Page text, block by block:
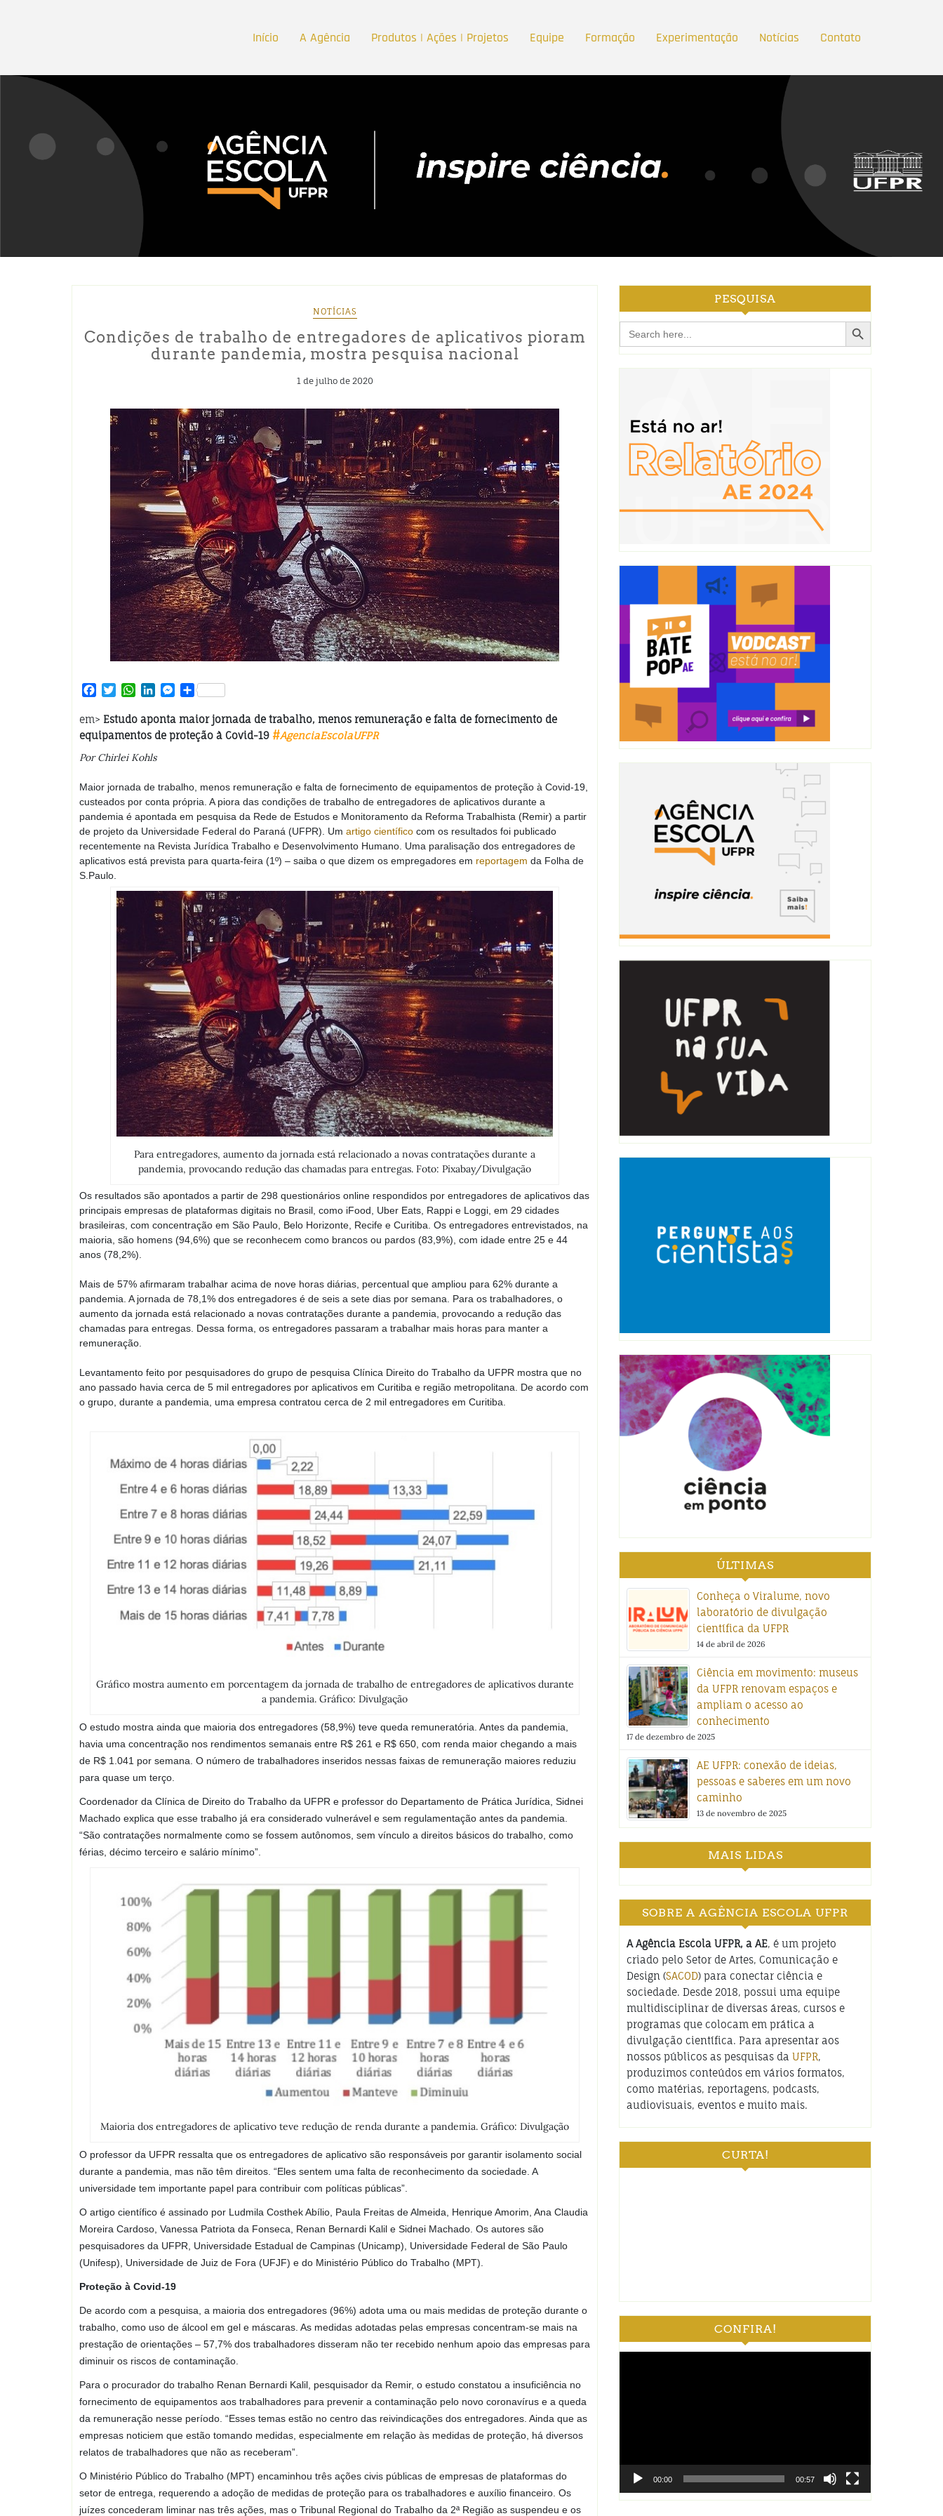
Início A Agência Produtos | Ações | Projetos Equipe Formação Experimentação Notícias Contato
NOTÍCIAS
Condições de trabalho de entregadores de aplicativos pioram
durante pandemia, mostra pesquisa nacional
1 de julho de 2020
Facebook
TwitterWhatsApp
LinkedInMessenger
Share
em> Estudo aponta maior jornada de trabalho, menos remuneração e falta de fornecimento de
equipamentos de proteção à Covid-19 #AgenciaEscolaUFPR
Por Chirlei Kohls
Maior jornada de trabalho, menos remuneração e falta de fornecimento de equipamentos de proteção à Covid-19,
custeados por conta própria. A piora das condições de trabalho de entregadores de aplicativos durante a
pandemia é apontada em pesquisa da Rede de Estudos e Monitoramento da Reforma Trabalhista (Remir) a partir
de projeto da Universidade Federal do Paraná (UFPR). Um artigo científico com os resultados foi publicado
recentemente na Revista Jurídica Trabalho e Desenvolvimento Humano. Uma paralisação dos entregadores de
aplicativos está prevista para quarta-feira (1º) – saiba o que dizem os empregadores em reportagem da Folha de
S.Paulo.
Para entregadores, aumento da jornada está relacionado a novas contratações durante a
pandemia, provocando redução das chamadas para entregas. Foto: Pixabay/Divulgação
Os resultados são apontados a partir de 298 questionários online respondidos por entregadores de aplicativos das
principais empresas de plataformas digitais no Brasil, como iFood, Uber Eats, Rappi e Loggi, em 29 cidades
brasileiras, com concentração em São Paulo, Belo Horizonte, Recife e Curitiba. Os entregadores entrevistados, na
maioria, são homens (94,6%) que se reconhecem como brancos ou pardos (83,9%), com idade entre 25 e 44
anos (78,2%).
Mais de 57% afirmaram trabalhar acima de nove horas diárias, percentual que ampliou para 62% durante a
pandemia. A jornada de 78,1% dos entregadores é de seis a sete dias por semana. Para os trabalhadores, o
aumento da jornada está relacionado a novas contratações durante a pandemia, provocando a redução das
chamadas para entregas. Dessa forma, os entregadores passaram a trabalhar mais horas para manter a
remuneração.
Levantamento feito por pesquisadores do grupo de pesquisa Clínica Direito do Trabalho da UFPR mostra que no
ano passado havia cerca de 5 mil entregadores por aplicativos em Curitiba e região metropolitana. De acordo com
o grupo, durante a pandemia, uma empresa contratou cerca de 2 mil entregadores em Curitiba.
Gráfico mostra aumento em porcentagem da jornada de trabalho de entregadores de aplicativos durante
a pandemia. Gráfico: Divulgação
O estudo mostra ainda que maioria dos entregadores (58,9%) teve queda remuneratória. Antes da pandemia,
havia uma concentração nos rendimentos semanais entre R$ 261 e R$ 650, com renda maior chegando a mais
de R$ 1.041 por semana. O número de trabalhadores inseridos nessas faixas de remuneração maiores reduziu
para quase um terço.
Coordenador da Clínica de Direito do Trabalho da UFPR e professor do Departamento de Prática Jurídica, Sidnei
Machado explica que esse trabalho já era considerado vulnerável e sem regulamentação antes da pandemia.
“São contratações normalmente como se fossem autônomos, sem vínculo a direitos básicos do trabalho, como
férias, décimo terceiro e salário mínimo”.
Maioria dos entregadores de aplicativo teve redução de renda durante a pandemia. Gráfico: Divulgação
O professor da UFPR ressalta que os entregadores de aplicativo são responsáveis por garantir isolamento social
durante a pandemia, mas não têm direitos. “Eles sentem uma falta de reconhecimento da sociedade. A
universidade tem importante papel para contribuir com políticas públicas”.
O artigo científico é assinado por Ludmila Costhek Abílio, Paula Freitas de Almeida, Henrique Amorim, Ana Claudia
Moreira Cardoso, Vanessa Patriota da Fonseca, Renan Bernardi Kalil e Sidnei Machado. Os autores são
pesquisadores da UFPR, Universidade Estadual de Campinas (Unicamp), Universidade Federal de São Paulo
(Unifesp), Universidade de Juiz de Fora (UFJF) e do Ministério Público do Trabalho (MPT).
Proteção à Covid-19
De acordo com a pesquisa, a maioria dos entregadores (96%) adota uma ou mais medidas de proteção durante o
trabalho, como uso de álcool em gel e máscaras. As medidas adotadas pelas empresas concentram-se mais na
prestação de orientações – 57,7% dos trabalhadores disseram não ter recebido nenhum apoio das empresas para
diminuir os riscos de contaminação.
Para o procurador do trabalho Renan Bernardi Kalil, pesquisador da Remir, o estudo constatou a insuficiência no
fornecimento de equipamentos aos trabalhadores para prevenir a contaminação pelo novo coronavírus e a queda
da remuneração nesse período. “Esses temas estão no centro das reivindicações dos entregadores. Ainda que as
empresas noticiem que estão tomando medidas, especialmente em relação às medidas de proteção, há diversos
relatos de trabalhadores que não as receberam”.
O Ministério Público do Trabalho (MPT) encaminhou três ações civis públicas de empresas de plataformas do
setor de entrega, requerendo a adoção de medidas de proteção para os trabalhadores e auxílio financeiro. Os
juízes concederam liminar nas três ações, mas o Tribunal Regional do Trabalho da 2ª Região as suspendeu e os
PESQUISA
Search
for:
Search Button
ÚLTIMAS
Conheça o Viralume, novo
laboratório de divulgação
científica da UFPR
14 de abril de 2026
Ciência em movimento: museus
da UFPR renovam espaços e
ampliam o acesso ao
conhecimento
17 de dezembro de 2025
AE UFPR: conexão de ideias,
pessoas e saberes em um novo
caminho
13 de novembro de 2025
MAIS LIDAS
SOBRE A AGÊNCIA ESCOLA UFPR
A Agência Escola UFPR, a AE, é um projeto
criado pelo Setor de Artes, Comunicação e
Design (SACOD) para conectar ciência e
sociedade. Desde 2018, possui uma equipe
multidisciplinar de diversas áreas, cursos e
programas que colocam em prática a
divulgação científica. Para apresentar aos
nossos públicos as pesquisas da UFPR,
produzimos conteúdos em vários formatos,
como matérias, reportagens, podcasts,
audiovisuais, eventos e muito mais.
CURTA!
CONFIRA!
00:00 00:57